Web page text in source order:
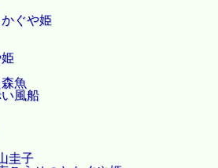
ぐや姫
魚
風船
圭子